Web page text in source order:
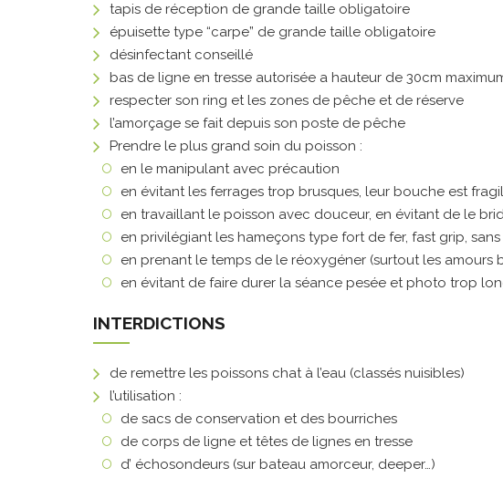
tapis de réception de grande taille obligatoire
épuisette type “carpe” de grande taille obligatoire
désinfectant conseillé
bas de ligne en tresse autorisée a hauteur de 30cm
respecter son ring et les zones de pêche et de réserve
l’amorçage se fait depuis son poste de pêche
Prendre le plus grand soin du poisson :
en le manipulant avec précaution
en évitant les ferrages trop brusques, leur bouche est
en travaillant le poisson avec douceur, en évitant de le
en privilégiant les hameçons type fort de fer, fast grip,
en prenant le temps de le réoxygéner (surtout les amours
en évitant de faire durer la séance pesée et photo trop
INTERDICTIONS
de remettre les poissons chat à l’eau (classés nuisibles)
l’utilisation :
de sacs de conservation et des bourriches
de corps de ligne et têtes de lignes en tresse
d’ échosondeurs (sur bateau amorceur, deeper…)